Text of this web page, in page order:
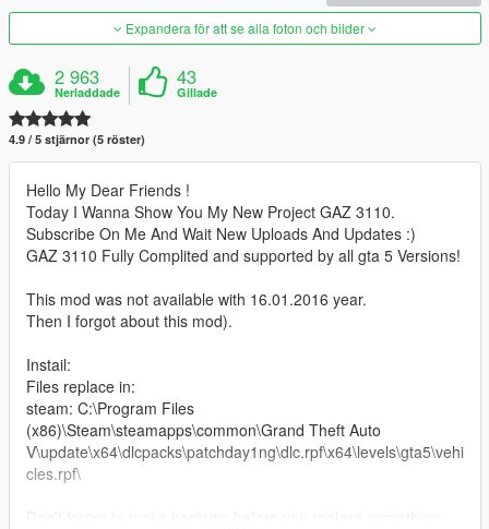
Expandera för att se alla foton och bilder
2 963
Nerladdade
43
Gillade
4.9 / 5 stjärnor (5 röster)
Hello My Dear Friends !
Today I Wanna Show You My New Project GAZ 3110.
Subscribe On Me And Wait New Uploads And Updates :)
GAZ 3110 Fully Complited and supported by all gta 5 Versions!
This mod was not available with 16.01.2016 year.
Then I forgot about this mod).
Instail:
Files replace in:
steam: C:\Program Files
(x86)\Steam\steamapps\common\Grand Theft Auto
V\update\x64\dlcpacks\patchday1ng\dlc.rpf\x64\levels\gta5\vehi
cles.rpf\